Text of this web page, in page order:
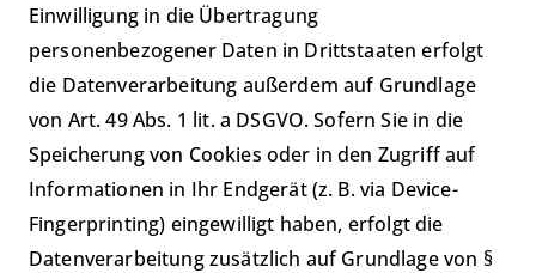
Einwilligung in die Übertragung
personenbezogener Daten in Drittstaaten erfolgt
die Datenverarbeitung außerdem auf Grundlage
von Art. 49 Abs. 1 lit. a DSGVO. Sofern Sie in die
Speicherung von Cookies oder in den Zugriff auf
Informationen in Ihr Endgerät (z. B. via Device-
Fingerprinting) eingewilligt haben, erfolgt die
Datenverarbeitung zusätzlich auf Grundlage von §